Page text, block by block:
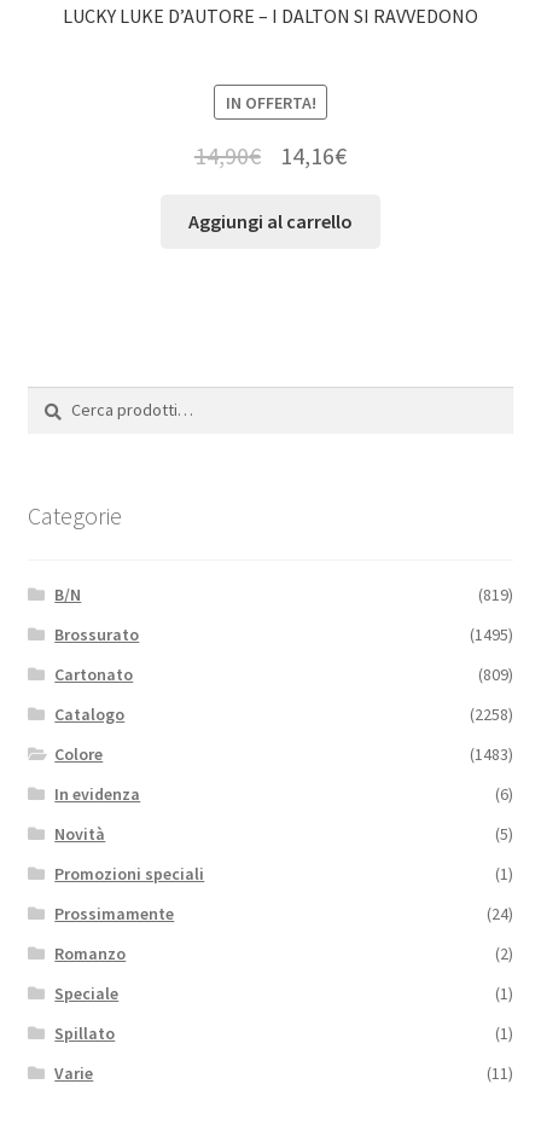
LUCKY LUKE D’AUTORE – I DALTON SI RAVVEDONO
IN OFFERTA!
14,90€ 14,16€
Aggiungi al carrello
Categorie
B/N
(819)
Brossurato
(1495)
Cartonato
(809)
Catalogo
(2258)
Colore
(1483)
In evidenza
(6)
Novità
(5)
Promozioni speciali
(1)
Prossimamente
(24)
Romanzo
(2)
Speciale
(1)
Spillato
(1)
Varie
(11)